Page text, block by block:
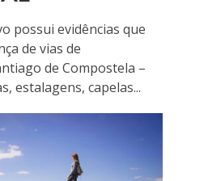
possui evidências que
de vias de
de Compostela –
estalagens, capelas...